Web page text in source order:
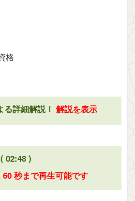
格
る詳細解説！ 解説を表示
( 02:48 )
秒まで再生可能です